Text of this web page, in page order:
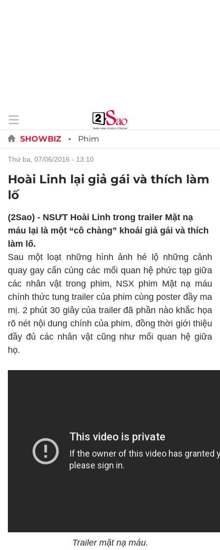
SHOWBIZ Phim
thứ ba, 07/06/2016 - 13:10
Hoài Linh lại giả gái và thích làm
lố
(2Sao) - NSƯT Hoài Linh trong trailer Mặt nạ
máu lại là một “cô chàng” khoái giả gái và thích
làm lố.
Sau một loạt những hình ảnh hé lộ những cảnh
quay gay cấn cùng các mối quan hệ phức tạp giữa
các nhân vật trong phim, NSX phim Mặt nạ máu
chính thức tung trailer của phim cùng poster đầy ma
mị. 2 phút 30 giây của trailer đã phần nào khắc họa
rõ nét nội dung chính của phim, đồng thời giới thiệu
đầy đủ các nhân vật cũng như mối quan hệ giữa
họ.
Trailer mặt nạ máu.